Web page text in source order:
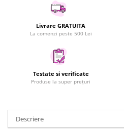
Accesorii si piese masini spalat
rufe si uscatoare
Accesorii si piese masini spalat
Aparate Frigorifice
Aparate Racire Aer
Aragaze si cuptoare cu microunde
Electrocasnice pentru Bucatarie
Fiare de calcat si masini de cusut
Livrare GRATUITA
La comenzi peste 500 Lei
Testate si verificate
Produse la super prețuri
Descriere